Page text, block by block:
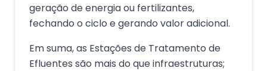
geração de energia ou fertilizantes,
fechando o ciclo e gerando valor adicional.
Em suma, as Estações de Tratamento de
Efluentes são mais do que infraestruturas;